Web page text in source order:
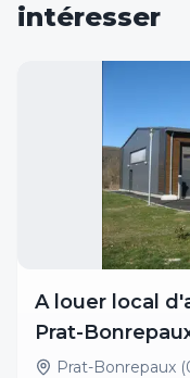
intéresser
A louer local
Prat-
Prat-Bonrepaux